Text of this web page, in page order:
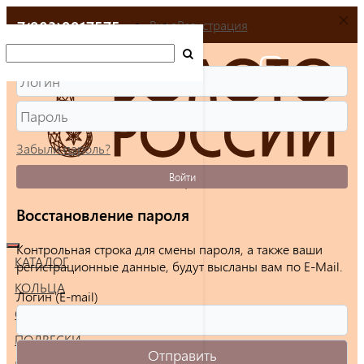
+7(903)9917575
КАТАЛОГ
КОЛЬЦА
СЕРЬГИ
ПОДВЕСКИ
ВходРегистрация
Забыли пароль?
Войти
Восстановление пароля
Контрольная строка для смены пароля, а также ваши
регистрационные данные, будут высланы вам по E-Mail.
Логин (E-mail)